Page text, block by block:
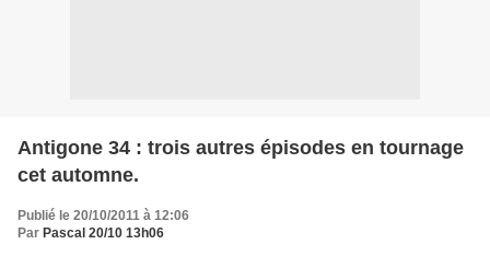
Antigone 34 : trois autres épisodes en tournage
cet automne.
Publié le 20/10/2011 à 12:06
Par Pascal 20/10 13h06